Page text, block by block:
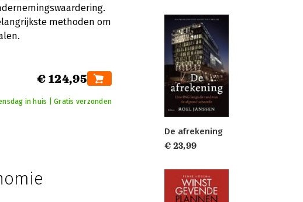
methoden om
€ 124,95
in huis | Gratis verzonden
De afrekening
€ 23,99